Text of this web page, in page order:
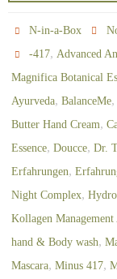
N-in-a-Box
-417, Advanced
Magnifica Botanical
Ayurveda, BalanceMe,
Butter Hand Cream,
Essence, Doucce, Dr.
Erfahrungen,
Night Complex,
Kollagen
hand & Body wash,
Mascara, Minus 417,